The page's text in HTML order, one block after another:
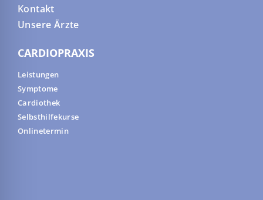
Kontakt
Unsere Ärzte
CARDIOPRAXIS
Leistungen
Symptome
Cardiothek
Selbsthilfekurse
Onlinetermin